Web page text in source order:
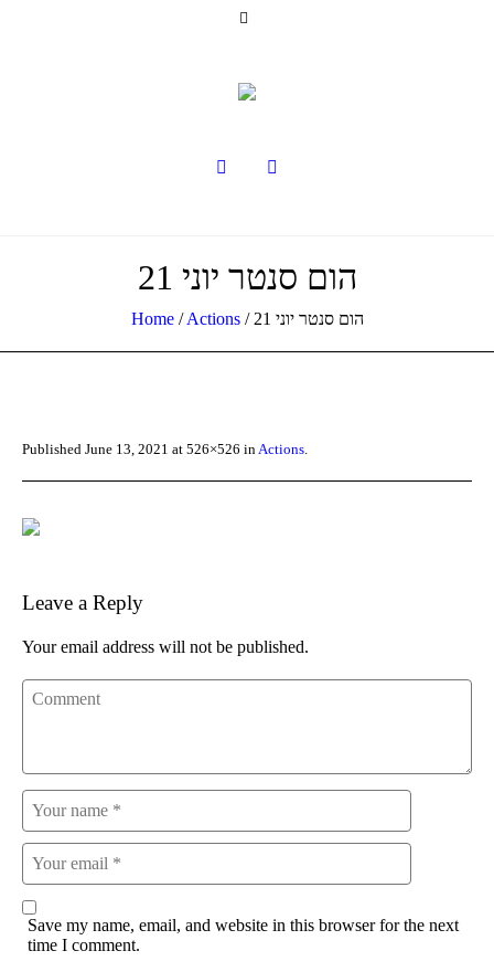
הום סנטר יוני 21
Home /Actions / הום סנטר יוני 21
Published June 13, 2021 at 526×526 inActions.
Leave a Reply
Your email address will not be published.
Save my name, email, and website in this browser for the next
time I comment.